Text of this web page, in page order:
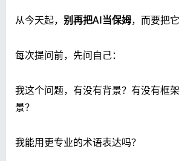
从今天起， 别再把AI当保姆，而要把
每次提问前，先问自己：
我这个问题，有没有背景？有没有框
景？
我能用更专业的术语表达吗？